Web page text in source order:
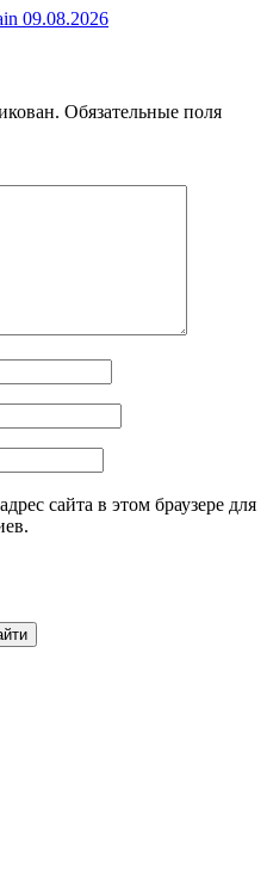
09.08.2026
Обязательные поля
сайта в этом браузере для